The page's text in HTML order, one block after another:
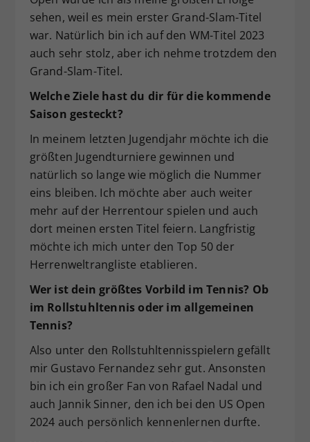
sehen, weil es mein erster Grand-Slam-Titel
war. Natürlich bin ich auf den WM-Titel 2023
auch sehr stolz, aber ich nehme trotzdem den
Grand-Slam-Titel.
Welche Ziele hast du dir für die kommende
Saison gesteckt?
In meinem letzten Jugendjahr möchte ich die
größten Jugendturniere gewinnen und
natürlich so lange wie möglich die Nummer
eins bleiben. Ich möchte aber auch weiter
mehr auf der Herrentour spielen und auch
dort meinen ersten Titel feiern. Langfristig
möchte ich mich unter den Top 50 der
Herrenweltrangliste etablieren.
Wer ist dein größtes Vorbild im Tennis? Ob
im Rollstuhltennis oder im allgemeinen
Tennis?
Also unter den Rollstuhltennisspielern gefällt
mir Gustavo Fernandez sehr gut. Ansonsten
bin ich ein großer Fan von Rafael Nadal und
auch Jannik Sinner, den ich bei den US Open
2024 auch persönlich kennenlernen durfte.